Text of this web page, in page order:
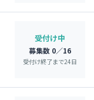
受付け中
募集数 0／16
受付け終了まで24日